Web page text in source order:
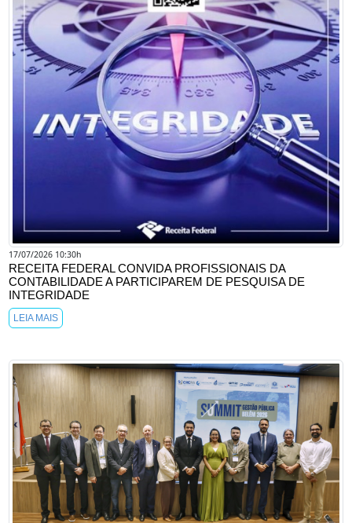
17/07/2026 10:30h
RECEITA FEDERAL CONVIDA PROFISSIONAIS DA
CONTABILIDADE A PARTICIPAREM DE PESQUISA DE
INTEGRIDADE
LEIA MAIS